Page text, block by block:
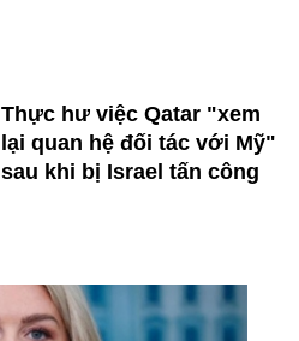
Thực hư việc Qatar "xem
lại quan hệ đối tác với Mỹ"
sau khi bị Israel tấn công